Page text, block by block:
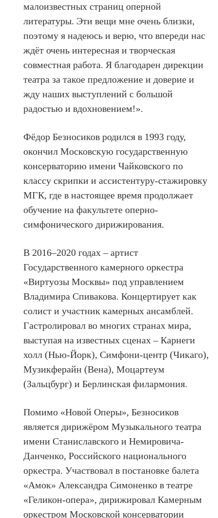
малоизвестных страниц оперной
литературы. Эти вещи мне очень близки,
поэтому я надеюсь и верю, что впереди нас
ждёт очень интересная и творческая
совместная работа. Я благодарен дирекции
театра за такое предложение и доверие и
жду наших выступлений с большой
радостью и вдохновением!».
Фёдор Безносиков родился в 1993 году,
окончил Московскую государственную
консерваторию имени Чайковского по
классу скрипки и ассистентуру-стажировку
МГК, где в настоящее время продолжает
обучение на факультете оперно-
симфонического дирижирования.
В 2016–2020 годах – артист
Государственного камерного оркестра
«Виртуозы Москвы» под управлением
Владимира Спивакова. Концертирует как
солист и участник камерных ансамблей.
Гастролировал во многих странах мира,
выступая на известных сценах – Карнеги
холл (Нью-Йорк), Симфони-центр (Чикаго),
Музикферайн (Вена), Моцартеум
(Зальцбург) и Берлинская филармония.
Помимо «Новой Оперы», Безносиков
является дирижёром Музыкального театра
имени Станиславского и Немировича-
Данченко, Российского национального
оркестра. Участвовал в постановке балета
«Амок» Александра Симоненко в театре
«Геликон-опера», дирижировал Камерным
оркестром Московской консерватории